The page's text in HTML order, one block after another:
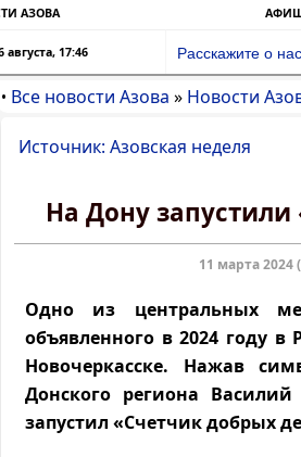
АЗОВА
августа, 17:46 Расскажите о
• Все новости Азова » Новости
Источник: Азовская неделя
На Дону
11 марта 2024
Одно из центральных
объявленного в 2024 году в
Новочеркасске. Нажав
Донского региона
запустил «Счетчик добрых